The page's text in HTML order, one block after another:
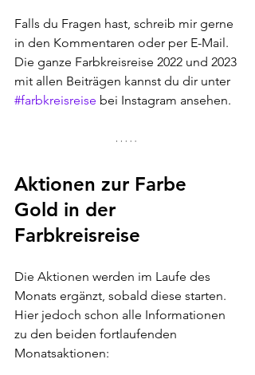
Falls du Fragen hast, schreib mir gerne
in den Kommentaren oder per E-Mail.
Die ganze Farbkreisreise 2022 und 2023
mit allen Beiträgen kannst du dir unter
#farbkreisreise bei Instagram ansehen.
Aktionen zur Farbe
Gold in der
Farbkreisreise
Die Aktionen werden im Laufe des
Monats ergänzt, sobald diese starten.
Hier jedoch schon alle Informationen
zu den beiden fortlaufenden
Monatsaktionen: